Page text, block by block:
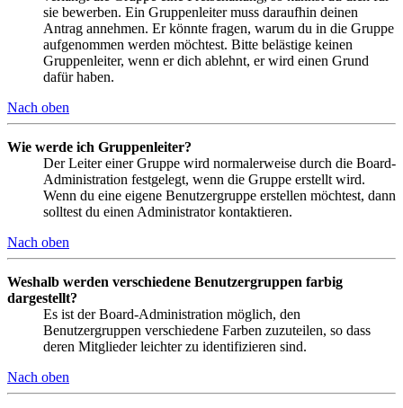
sie bewerben. Ein Gruppenleiter muss daraufhin deinen
Antrag annehmen. Er könnte fragen, warum du in die Gruppe
aufgenommen werden möchtest. Bitte belästige keinen
Gruppenleiter, wenn er dich ablehnt, er wird einen Grund
dafür haben.
Nach oben
Wie werde ich Gruppenleiter?
Der Leiter einer Gruppe wird normalerweise durch die Board-
Administration festgelegt, wenn die Gruppe erstellt wird.
Wenn du eine eigene Benutzergruppe erstellen möchtest, dann
solltest du einen Administrator kontaktieren.
Nach oben
Weshalb werden verschiedene Benutzergruppen farbig
dargestellt?
Es ist der Board-Administration möglich, den
Benutzergruppen verschiedene Farben zuzuteilen, so dass
deren Mitglieder leichter zu identifizieren sind.
Nach oben